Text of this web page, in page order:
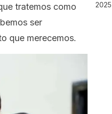
tratemos como
ser
que merecemos.